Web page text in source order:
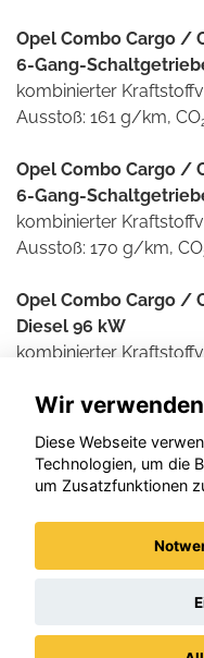
Opel Combo Cargo /
6-Gang-
kombinierter
Ausstoß: 161 g/km, CO
Opel Combo Cargo /
6-Gang-
kombinierter
Ausstoß: 170 g/km, CO
Opel Combo Cargo /
Diesel 96 kW
kombinierter
Weitere Informationen
Stromverbrauch und
Emissionen neuer
Emissionen neuer
werden, der an allen
Straße 1, D-73760
Wir
Diese Webseite
Technologien, um die
um Zusatzfunktionen